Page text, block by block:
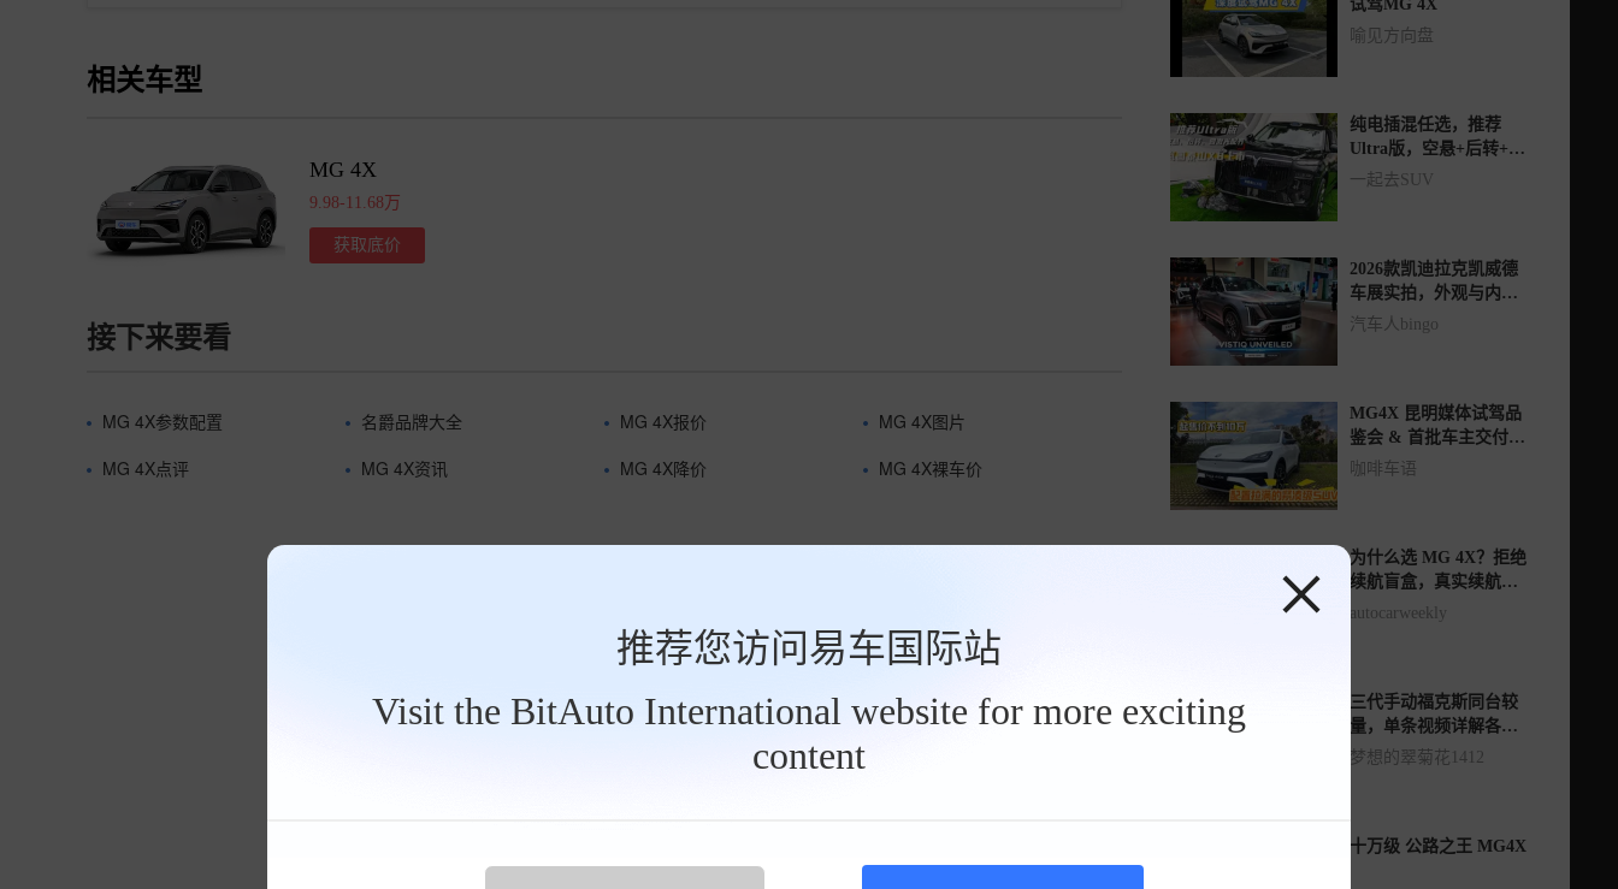
推荐您访问易车国际站
Visit the BitAuto International website for more exciting
content
相关车型
MG 4X
9.98-11.68万
获取底价
接下来要看
MG 4X参数配置 名爵品牌大全 MG 4X报价
MG 4X图片
MG 4X点评
MG 4X资讯 MG 4X降价 MG 4X裸车价
试驾MG 4X
喻见方向盘
纯电插混任选，推荐
Ultra版，空悬+后转+四
激光，岚图泰山X8上市
一起去SUV
2026款凯迪拉克凯威德
车展实拍，外观与内饰
静态体验
汽车人bingo
MG4X 昆明媒体试驾品
鉴会 & 首批车主交付仪
式
咖啡车语
为什么选 MG 4X？拒绝
续航盲盒，真实续航更
靠谱
autocarweekly
三代手动福克斯同台较
量，单条视频详解各代
优劣、驾驶体验及常见
梦想的翠菊花1412
十万级 公路之王 MG4X